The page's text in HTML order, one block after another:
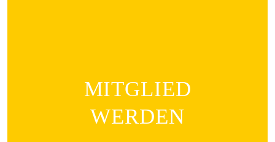
MITGLIED
WERDEN